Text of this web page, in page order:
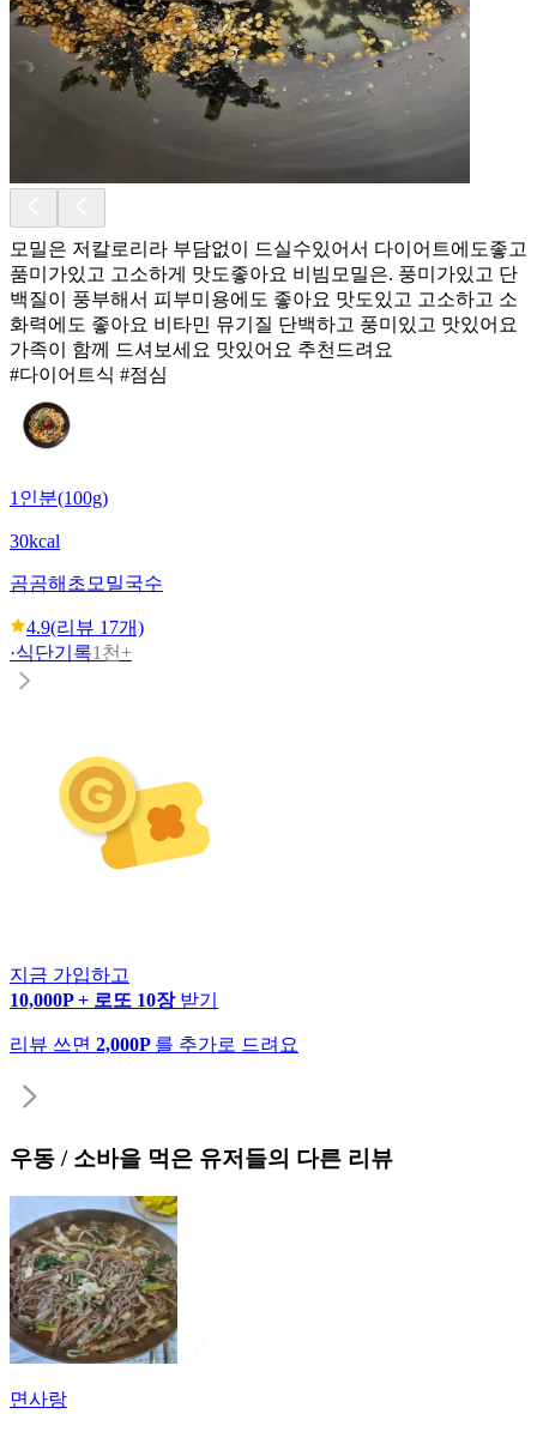
모밀은 저칼로리라 부담없이 드실수있어서 다이어트에도좋고
품미가있고 고소하게 맛도좋아요 비빔모밀은. 풍미가있고 단
백질이 풍부해서 피부미용에도 좋아요 맛도있고 고소하고 소
화력에도 좋아요 비타민 뮤기질 단백하고 풍미있고 맛있어요
가족이 함께 드셔보세요 맛있어요 추천드려요
#다이어트식 #점심
1인분(100g)
30kcal
곰곰해초모밀국수
4.9(리뷰 17개)
·식단기록1천+
지금 가입하고
10,000P + 로또 10장 받기
리뷰 쓰면 2,000P 를 추가로 드려요
우동 / 소바을 먹은 유저들의 다른 리뷰
면사랑